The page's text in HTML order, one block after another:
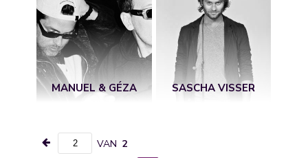
MANUEL & GÉZA SASCHA VISSER
VAN 2